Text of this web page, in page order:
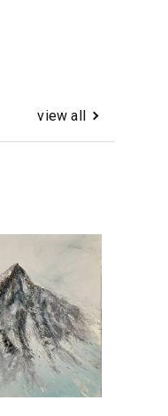
view all